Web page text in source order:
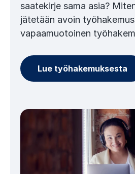
saatekirje sama asia?
jätetään avoin
vapaamuotoinen
Lue työhakemuksesta